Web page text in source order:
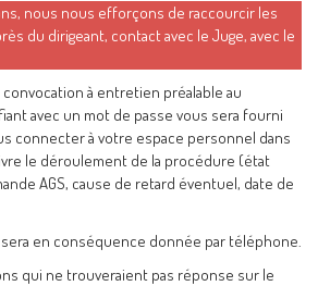
nous nous efforçons de raccourcir les
du dirigeant, contact avec le Juge, avec le
à entretien préalable au
avec un mot de passe vous sera fourni
connecter à votre espace personnel dans
le déroulement de la procédure (état
AGS, cause de retard éventuel, date de
en conséquence donnée par téléphone.
qui ne trouveraient pas réponse sur le